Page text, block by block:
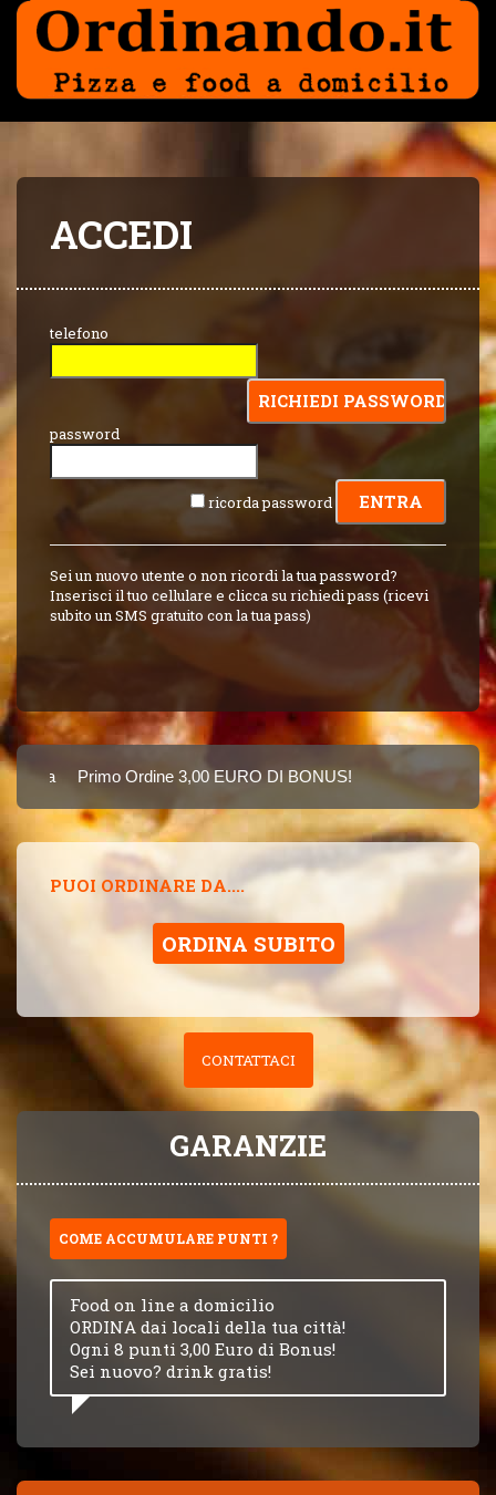
ACCEDI
telefono
password
ricorda password
Sei un nuovo utente o non ricordi la tua password?
Inserisci il tuo cellulare e clicca su richiedi pass (ricevi
subito un SMS gratuito con la tua pass)
Primo Ordine 3,00 EURO DI BONUS!
8 PUNTI 3,00
PUOI ORDINARE DA....
ORDINA SUBITO
CONTATTACI
GARANZIE
COME ACCUMULARE PUNTI ?
Food on line a domicilio
ORDINA dai locali della tua città!
Ogni 8 punti 3,00 Euro di Bonus!
Sei nuovo? drink gratis!